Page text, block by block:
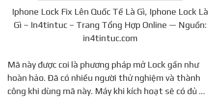
Iphone Lock Fix Lên Quốc Tế Là Gì, Iphone Lock Là
Gì – In4tintuc – Trang Tổng Hợp Online — Nguồn:
in4tintuc.com
Mã này được coi là phương pháp mở Lock gần như
hoàn hảo. Đã có nhiều người thử nghiệm và thành
công khi dùng mã này. Máy khi kích hoạt sẽ có đủ …